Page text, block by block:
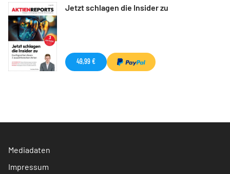
Jetzt schlagen die Insider zu
49,99 €
Mediadaten
Impressum